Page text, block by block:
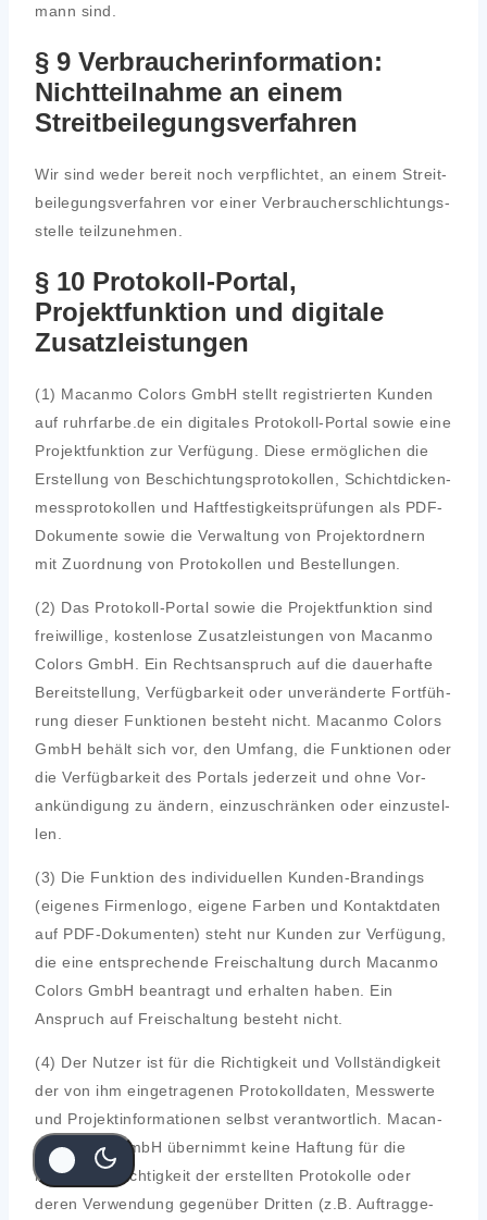
mann sind.
§ 9 Verbraucherinformation:
Nichtteilnahme an einem
Streitbeilegungsverfahren
Wir sind weder bereit noch ver­pflich­tet, an einem Streit­
bei­le­gungs­ver­fah­ren vor einer Ver­brau­cher­schlich­tungs­
stel­le teil­zu­neh­men.
§ 10 Protokoll-Portal,
Projektfunktion und digitale
Zusatzleistungen
(1) Macan­mo Colors GmbH stellt regis­trier­ten Kun­den
auf ruhrfarbe.de ein digi­ta­les Pro­to­koll-Por­tal sowie eine
Pro­jekt­funk­ti­on zur Ver­fü­gung. Die­se ermög­li­chen die
Erstel­lung von Beschich­tungs­pro­to­kol­len, Schicht­di­cken­
mess­pro­to­kol­len und Haft­fes­tig­keits­prü­fun­gen als PDF-
Doku­men­te sowie die Ver­wal­tung von Pro­jekt­ord­nern
mit Zuord­nung von Pro­to­kol­len und Bestel­lun­gen.
(2) Das Pro­to­koll-Por­tal sowie die Pro­jekt­funk­ti­on sind
frei­wil­li­ge, kos­ten­lo­se Zusatz­leis­tun­gen von Macan­mo
Colors GmbH. Ein Rechts­an­spruch auf die dau­er­haf­te
Bereit­stel­lung, Ver­füg­bar­keit oder unver­än­der­te Fort­füh­
rung die­ser Funk­tio­nen besteht nicht. Macan­mo Colors
GmbH behält sich vor, den Umfang, die Funk­tio­nen oder
die Ver­füg­bar­keit des Por­tals jeder­zeit und ohne Vor­
ankün­di­gung zu ändern, ein­zu­schrän­ken oder ein­zu­stel­
len.
(3) Die Funk­ti­on des indi­vi­du­el­len Kun­den-Bran­dings
(eige­nes Fir­men­lo­go, eige­ne Far­ben und Kon­takt­da­ten
auf PDF-Doku­men­ten) steht nur Kun­den zur Ver­fü­gung,
die eine ent­spre­chen­de Frei­schal­tung durch Macan­mo
Colors GmbH bean­tragt und erhal­ten haben. Ein
Anspruch auf Frei­schal­tung besteht nicht.
(4) Der Nut­zer ist für die Rich­tig­keit und Voll­stän­dig­keit
der von ihm ein­ge­tra­ge­nen Pro­to­koll­da­ten, Mess­wer­te
und Pro­jekt­in­for­ma­tio­nen selbst ver­ant­wort­lich. Macan­
mo Colors GmbH über­nimmt kei­ne Haf­tung für die
inhalt­li­che Rich­tig­keit der erstell­ten Pro­to­kol­le oder
deren Ver­wen­dung gegen­über Drit­ten (z.B. Auf­trag­ge­